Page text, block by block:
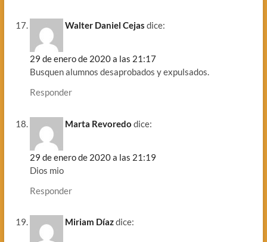
Walter Daniel Cejas dice:
29 de enero de 2020 a las 21:17
Busquen alumnos desaprobados y expulsados.
Responder
Marta Revoredo dice:
29 de enero de 2020 a las 21:19
Dios mio
Responder
Miriam Díazdice: